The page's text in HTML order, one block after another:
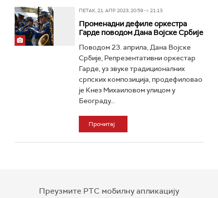
ПЕТАК, 21. АПР 2023, 20:59 -> 21:13
Променадни дефиле оркестра
Гарде поводом Дана Војске Србије
Поводом 23. априла, Дана Војске
Србије, Репрезентативни оркестар
Гарде, уз звуке традиционалних
српских композиција, продефиловао
је Кнез Михаиловом улицом у
Београду...
Прочитај
Преузмите РТС мобилну апликацију